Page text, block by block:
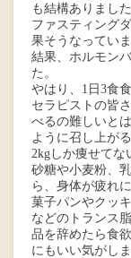
も結構ありました
ファスティング
果そうなっていま
結果、ホルモン
た。
やはり、1日3食
セラピストの皆
べるの難しいと
ように召し上が
2kgしか痩せてな
砂糖や小麦粉、
ら、身体が疲れ
菓子パンやクッ
などのトランス
品を辞めたら食
にもいい気がしま